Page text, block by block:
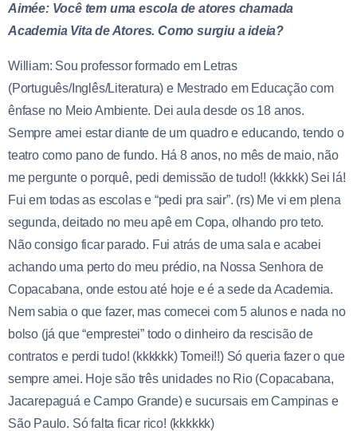
Aimée: Você tem uma escola de atores chamada
Academia Vita de Atores. Como surgiu a ideia?
William: Sou professor formado em Letras
(Português/Inglês/Literatura) e Mestrado em Educação com
ênfase no Meio Ambiente. Dei aula desde os 18 anos.
Sempre amei estar diante de um quadro e educando, tendo o
teatro como pano de fundo. Há 8 anos, no mês de maio, não
me pergunte o porquê, pedi demissão de tudo!! (kkkkk) Sei lá!
Fui em todas as escolas e “pedi pra sair”. (rs) Me vi em plena
segunda, deitado no meu apê em Copa, olhando pro teto.
Não consigo ficar parado. Fui atrás de uma sala e acabei
achando uma perto do meu prédio, na Nossa Senhora de
Copacabana, onde estou até hoje e é a sede da Academia.
Nem sabia o que fazer, mas comecei com 5 alunos e nada no
bolso (já que “emprestei” todo o dinheiro da rescisão de
contratos e perdi tudo! (kkkkkk) Tomei!!) Só queria fazer o que
sempre amei. Hoje são três unidades no Rio (Copacabana,
Jacarepaguá e Campo Grande) e sucursais em Campinas e
São Paulo. Só falta ficar rico! (kkkkkk)